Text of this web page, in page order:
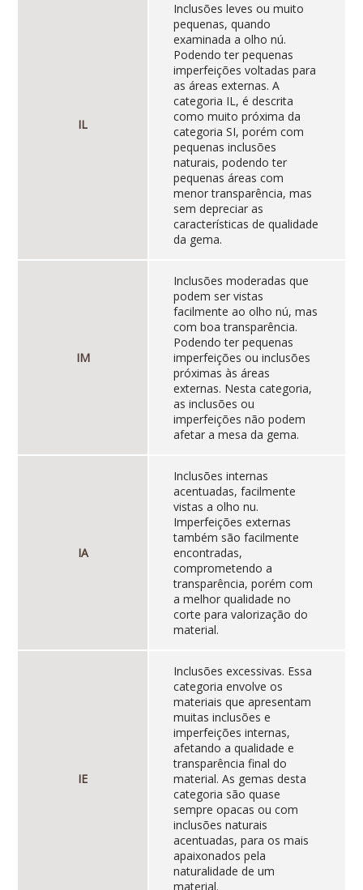
IL
Inclusões leves ou muito
pequenas, quando
examinada a olho nú.
Podendo ter pequenas
imperfeições voltadas para
as áreas externas. A
categoria IL, é descrita
como muito próxima da
categoria SI, porém com
pequenas inclusões
naturais, podendo ter
pequenas áreas com
menor transparência, mas
sem depreciar as
características de qualidade
da gema.
IM
Inclusões moderadas que
podem ser vistas
facilmente ao olho nú, mas
com boa transparência.
Podendo ter pequenas
imperfeições ou inclusões
próximas às áreas
externas. Nesta categoria,
as inclusões ou
imperfeições não podem
afetar a mesa da gema.
IA
Inclusões internas
acentuadas, facilmente
vistas a olho nu.
Imperfeições externas
também são facilmente
encontradas,
comprometendo a
transparência, porém com
a melhor qualidade no
corte para valorização do
material.
IE
Inclusões excessivas. Essa
categoria envolve os
materiais que apresentam
muitas inclusões e
imperfeições internas,
afetando a qualidade e
transparência final do
material. As gemas desta
categoria são quase
sempre opacas ou com
inclusões naturais
acentuadas, para os mais
apaixonados pela
naturalidade de um
material.